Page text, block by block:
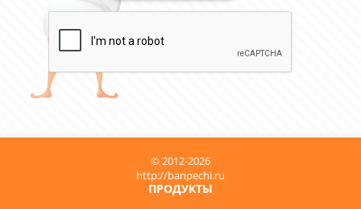
© 2012-2026
http://banpechi.ru
ПРОДУКТЫ